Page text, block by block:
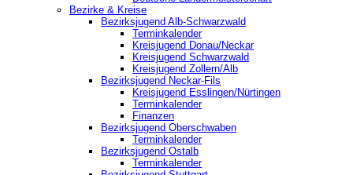
Bezirke & Kreise
Bezirksjugend Alb-Schwarzwald
Terminkalender
Kreisjugend Donau/Neckar
Kreisjugend Schwarzwald
Kreisjugend Zollern/Alb
Bezirksjugend Neckar-Fils
Kreisjugend ‎Esslingen/Nürtingen
Terminkalender
Finanzen
Bezirksjugend Oberschwaben
Terminkalender
Bezirksjugend Ostalb
Terminkalender